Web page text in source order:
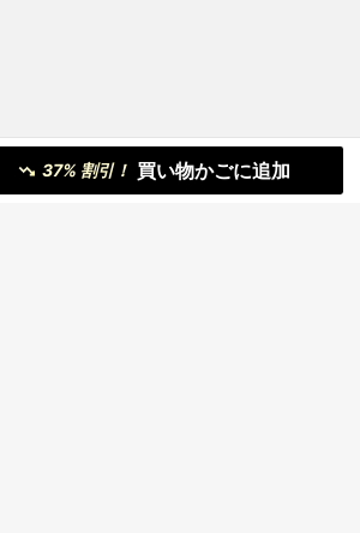
37% 割引！ 買い物かごに追加